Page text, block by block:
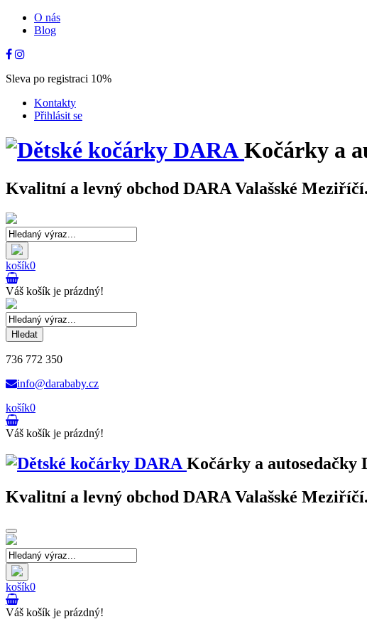
O nás
Blog
Sleva po registraci 10%
Kontakty
Přihlásit se
Kočárky a
Kvalitní a levný obchod DARA Valašské
košík0
Váš košík je prázdný!
Hledat
736 772 350
info@darababy.cz
košík0
Váš košík je prázdný!
Kočárky a autosedačky
Kvalitní a levný obchod DARA Valašské
Toggle
navigation
košík0
Váš košík je prázdný!